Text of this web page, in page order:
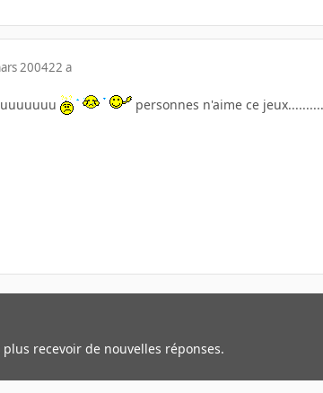
200422 a
personnes n'aime ce
recevoir de nouvelles réponses.